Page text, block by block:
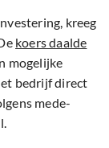
kreeg
koers daalde
mogelijke
bedrijf direct
mede-